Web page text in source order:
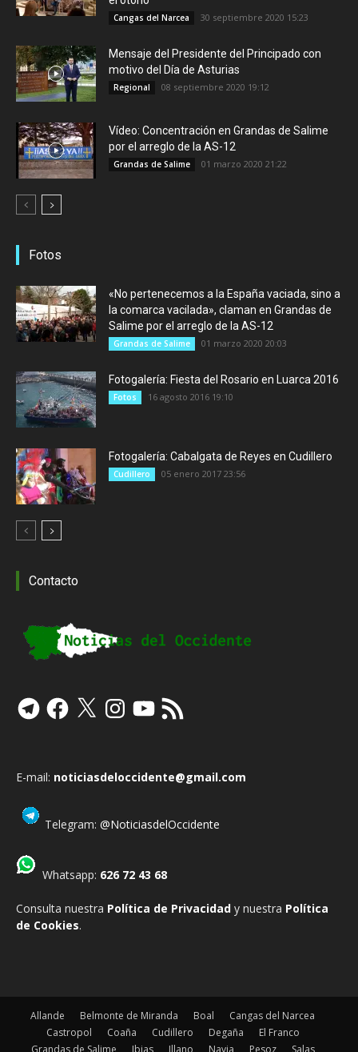
Cangas del Narcea 30 septiembre 2020 15:23
Mensaje del Presidente del Principado con
motivo del Día de Asturias
Regional 08 septiembre 2020 19:12
Vídeo: Concentración en Grandas de Salime
por el arreglo de la AS-12
Grandas de Salime 01 marzo 2020 21:22
Fotos
«No pertenecemos a la España vaciada, sino a
la comarca vacilada», claman en Grandas de
Salime por el arreglo de la AS-12
Grandas de Salime 01 marzo 2020 20:03
Fotogalería: Fiesta del Rosario en Luarca 2016
Fotos 16 agosto 2016 19:10
Fotogalería: Cabalgata de Reyes en Cudillero
Cudillero 05 enero 2017 23:56
Contacto
TelegramFacebook
X InstagramYouTube
Feed
RSS
E-mail: noticiasdeloccidente@gmail.com
Telegram: @NoticiasdelOccidente
Whatsapp: 626 72 43 68
Consulta nuestra Política de Privacidad y nuestra Política
de Cookies.
Allande Belmonte de Miranda Boal
Cangas del Narcea
Castropol
Coaña Cudillero Degaña
El Franco
Grandas de Salime
Ibias Illano Navia Pesoz Salas